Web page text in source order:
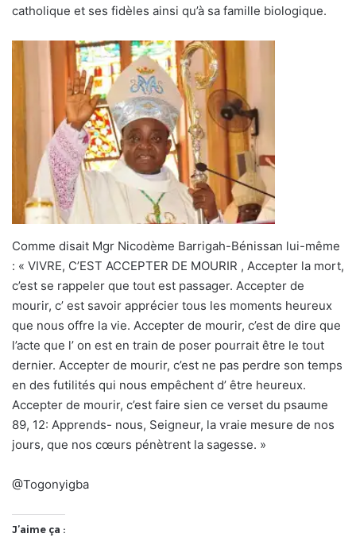
catholique et ses fidèles ainsi qu’à sa famille biologique.
Comme disait Mgr Nicodème Barrigah-Bénissan lui-même
: « VIVRE, C’EST ACCEPTER DE MOURIR , Accepter la mort,
c’est se rappeler que tout est passager. Accepter de
mourir, c’ est savoir apprécier tous les moments heureux
que nous offre la vie. Accepter de mourir, c’est de dire que
l’acte que l’ on est en train de poser pourrait être le tout
dernier. Accepter de mourir, c’est ne pas perdre son temps
en des futilités qui nous empêchent d’ être heureux.
Accepter de mourir, c’est faire sien ce verset du psaume
89, 12: Apprends- nous, Seigneur, la vraie mesure de nos
jours, que nos cœurs pénètrent la sagesse. »
@Togonyigba
J’aime ça :